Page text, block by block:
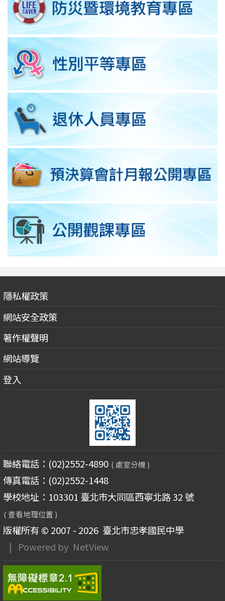
隱私權政策
網站安全政策
著作權聲明
網站導覽
登入
聯絡電話：(02)2552-4890 ( 處室分機 )
傳真電話：(02)2552-1448
學校地址：103301 臺北市大同區西寧北路 32 號
( 查看地理位置 )
版權所有 © 2007 - 2026臺北市忠孝國民中學
| Powered by NetView